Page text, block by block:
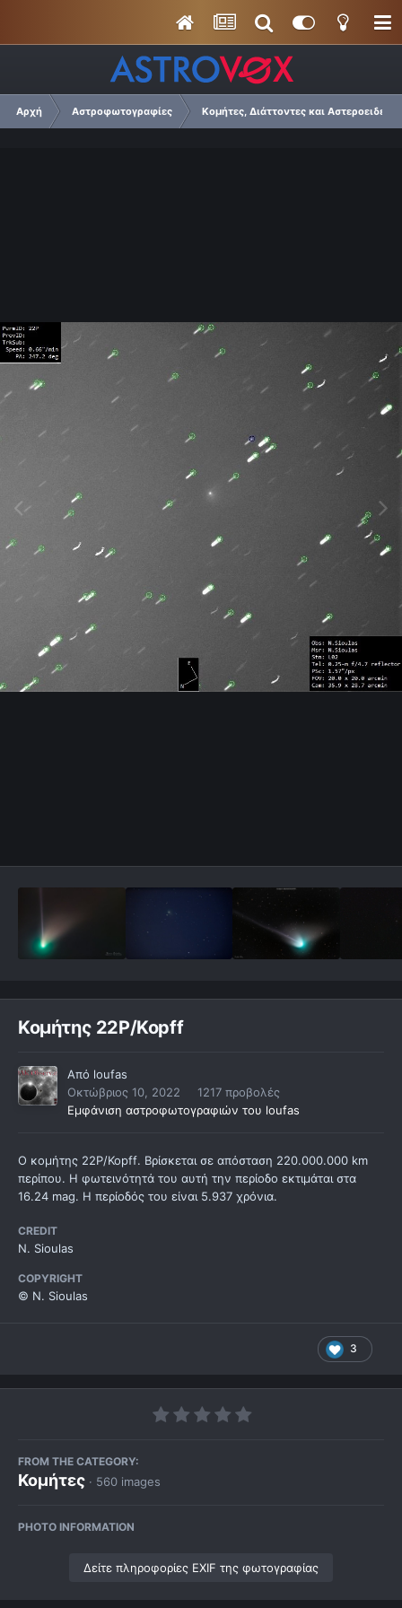
Αρχή Αστροφωτογραφίες Κομήτες, Διάττοντες και Αστεροειδείς
Κομήτης 22P/Kopff
Από loufas
Οκτώβριος 10, 2022
1217 προβολές
Εμφάνιση αστροφωτογραφιών του loufas
Ο κομήτης 22P/Kopff. Βρίσκεται σε απόσταση 220.000.000 km
περίπου. Η φωτεινότητά του αυτή την περίοδο εκτιμάται στα
16.24 mag. Η περίοδός του είναι 5.937 χρόνια.
CREDIT
N. Sioulas
COPYRIGHT
© N. Sioulas
3
FROM THE CATEGORY:
Κομήτες · 560 images
PHOTO INFORMATION
Δείτε πληροφορίες EXIF της φωτογραφίας